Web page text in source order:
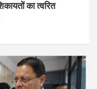
का त्वरित